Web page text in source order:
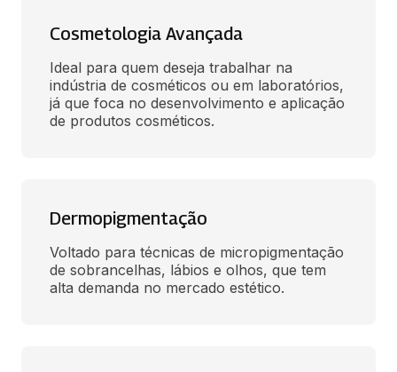
Cosmetologia Avançada
Ideal para quem deseja trabalhar na
indústria de cosméticos ou em laboratórios,
já que foca no desenvolvimento e aplicação
de produtos cosméticos.
Dermopigmentação
Voltado para técnicas de micropigmentação
de sobrancelhas, lábios e olhos, que tem
alta demanda no mercado estético.